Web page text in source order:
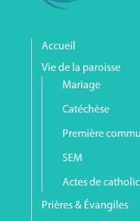
Accueil
Vie de la paroisse
Mariage
Catéchèse
Première
SEM
Actes de
Prières & Évangiles